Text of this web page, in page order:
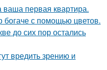
ваша первая квартира.
богаче с помощью цветов.
до сих пор остались
вредить зрению и